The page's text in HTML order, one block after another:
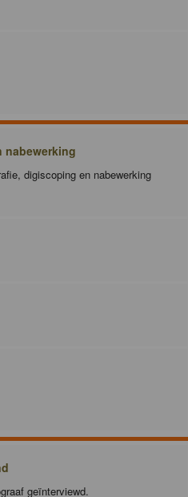
nabewerking
digiscoping en nabewerking
geïnterviewd.